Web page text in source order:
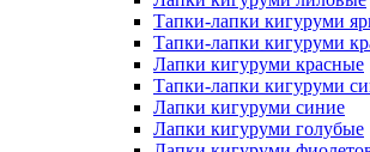
Тапки-лапки кигуруми
Тапки-лапки кигуруми
Лапки кигуруми красные
Тапки-лапки кигуруми
Лапки кигуруми синие
Лапки кигуруми голубые